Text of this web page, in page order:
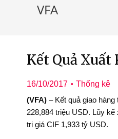
VFA
Kết Quả Xuất
16/10/2017
Thống kê
(VFA) – Kết quả giao
228,884 triệu USD. Lũy
trị giá CIF 1,933 tỷ USD.
mại tại
Quốc 2025